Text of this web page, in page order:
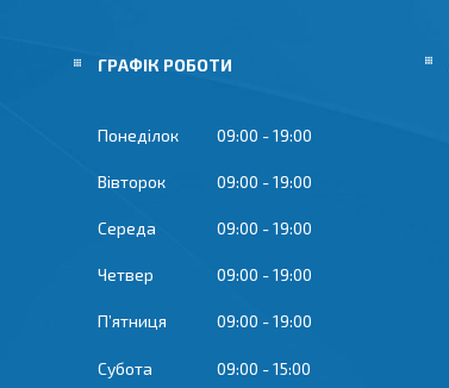
ГРАФІК РОБОТИ
Понеділок 09:00 19:00
Вівторок 09:00 19:00
Середа 09:00 19:00
Четвер 09:00 19:00
Пʼятниця 09:00 19:00
Субота 09:00 15:00